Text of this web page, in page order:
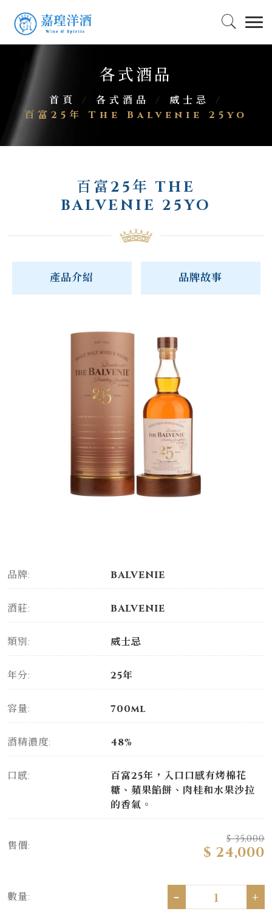
各式酒品
首頁 / 各式酒品 / 威士忌
/
百富25年 The Balvenie 25yo
百富25年 THE
BALVENIE 25YO
產品介紹 品牌故事
品牌: BALVENIE
酒莊: BALVENIE
類別: 威士忌
年分: 25年
容量: 700ml
酒精濃度: 48%
口感:
百富25年，入口口感有烤棉花
糖、蘋果餡餅、肉桂和水果沙拉
的香氣。
售價:
$ 35,000
$ 24,000
數量: - +